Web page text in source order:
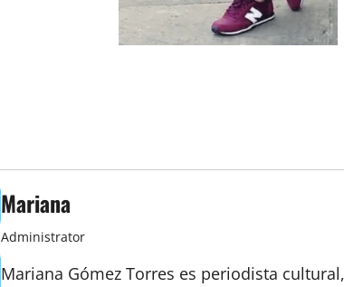
Mariana
Administrator
Mariana Gómez Torres es periodista